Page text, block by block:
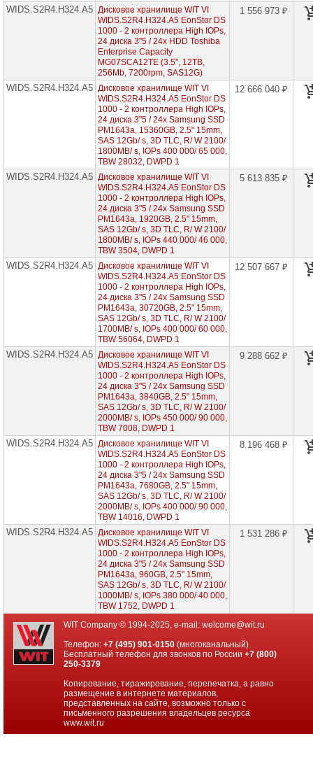
1000
Infortrend
4000
Infortrend
EonStor
EonStor
Pro
3000
Проекторы
и
лампы
для
проекторов
Моноблоки
Brand
WIDS.S2R4.H324.A5 Дисковое хранилище WIT VI
WIDS.S2R4.H324.A5 EonStor DS
1000 - 2 контроллера High IOPs,
24 диска 3"5 / 24x HDD Toshiba
Enterprise Capacity
MG07SCA12TE (3.5", 12TB,
256Mb, 7200rpm, SAS12G)
1 556 973 ₽
WIDS.S2R4.H324.A5 Дисковое хранилище WIT VI
WIDS.S2R4.H324.A5 EonStor DS
1000 - 2 контроллера High IOPs,
24 диска 3"5 / 24x Samsung SSD
PM1643a, 15360GB, 2.5" 15mm,
SAS 12Gb/ s, 3D TLC, R/ W 2100/
1800MB/ s, IOPs 400 000/ 65 000,
TBW 28032, DWPD 1
12 666 040 ₽
WIDS.S2R4.H324.A5 Дисковое хранилище WIT VI
WIDS.S2R4.H324.A5 EonStor DS
1000 - 2 контроллера High IOPs,
24 диска 3"5 / 24x Samsung SSD
PM1643a, 1920GB, 2.5" 15mm,
SAS 12Gb/ s, 3D TLC, R/ W 2100/
1800MB/ s, IOPs 440 000/ 46 000,
TBW 3504, DWPD 1
5 613 835 ₽
WIDS.S2R4.H324.A5 Дисковое хранилище WIT VI
WIDS.S2R4.H324.A5 EonStor DS
1000 - 2 контроллера High IOPs,
24 диска 3"5 / 24x Samsung SSD
PM1643a, 30720GB, 2.5" 15mm,
SAS 12Gb/ s, 3D TLC, R/ W 2100/
1700MB/ s, IOPs 400 000/ 60 000,
TBW 56064, DWPD 1
12 507 667 ₽
WIDS.S2R4.H324.A5 Дисковое хранилище WIT VI
WIDS.S2R4.H324.A5 EonStor DS
1000 - 2 контроллера High IOPs,
24 диска 3"5 / 24x Samsung SSD
PM1643a, 3840GB, 2.5" 15mm,
SAS 12Gb/ s, 3D TLC, R/ W 2100/
2000MB/ s, IOPs 450 000/ 90 000,
TBW 7008, DWPD 1
9 288 662 ₽
WIDS.S2R4.H324.A5 Дисковое хранилище WIT VI
WIDS.S2R4.H324.A5 EonStor DS
1000 - 2 контроллера High IOPs,
24 диска 3"5 / 24x Samsung SSD
PM1643a, 7680GB, 2.5" 15mm,
SAS 12Gb/ s, 3D TLC, R/ W 2100/
2000MB/ s, IOPs 400 000/ 90 000,
TBW 14016, DWPD 1
8 196 468 ₽
WIDS.S2R4.H324.A5 Дисковое хранилище WIT VI
WIDS.S2R4.H324.A5 EonStor DS
1000 - 2 контроллера High IOPs,
24 диска 3"5 / 24x Samsung SSD
PM1643a, 960GB, 2.5" 15mm,
SAS 12Gb/ s, 3D TLC, R/ W 2100/
1000MB/ s, IOPs 380 000/ 40 000,
TBW 1752, DWPD 1
1 531 286 ₽
WIT Company © 1994-2025, e-mail: welcome@wit.ru
Телефон:+7 (495) 901-0150 (многоканальный)
Бесплатный телефон для звонков по России+7 (800)
250-3379
Копирование, тиражирование, перепечатка, а равно
размещение в интернете материалов,
представленных на сайте, возможно только с
письменного разрешения владельцев ресурса
www.wit.ru